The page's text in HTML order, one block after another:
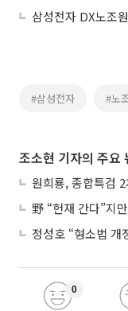
#삼성전자 #노
조소현 기자의 주요
원희룡, 종합특검
野 “헌재 간다”지
0